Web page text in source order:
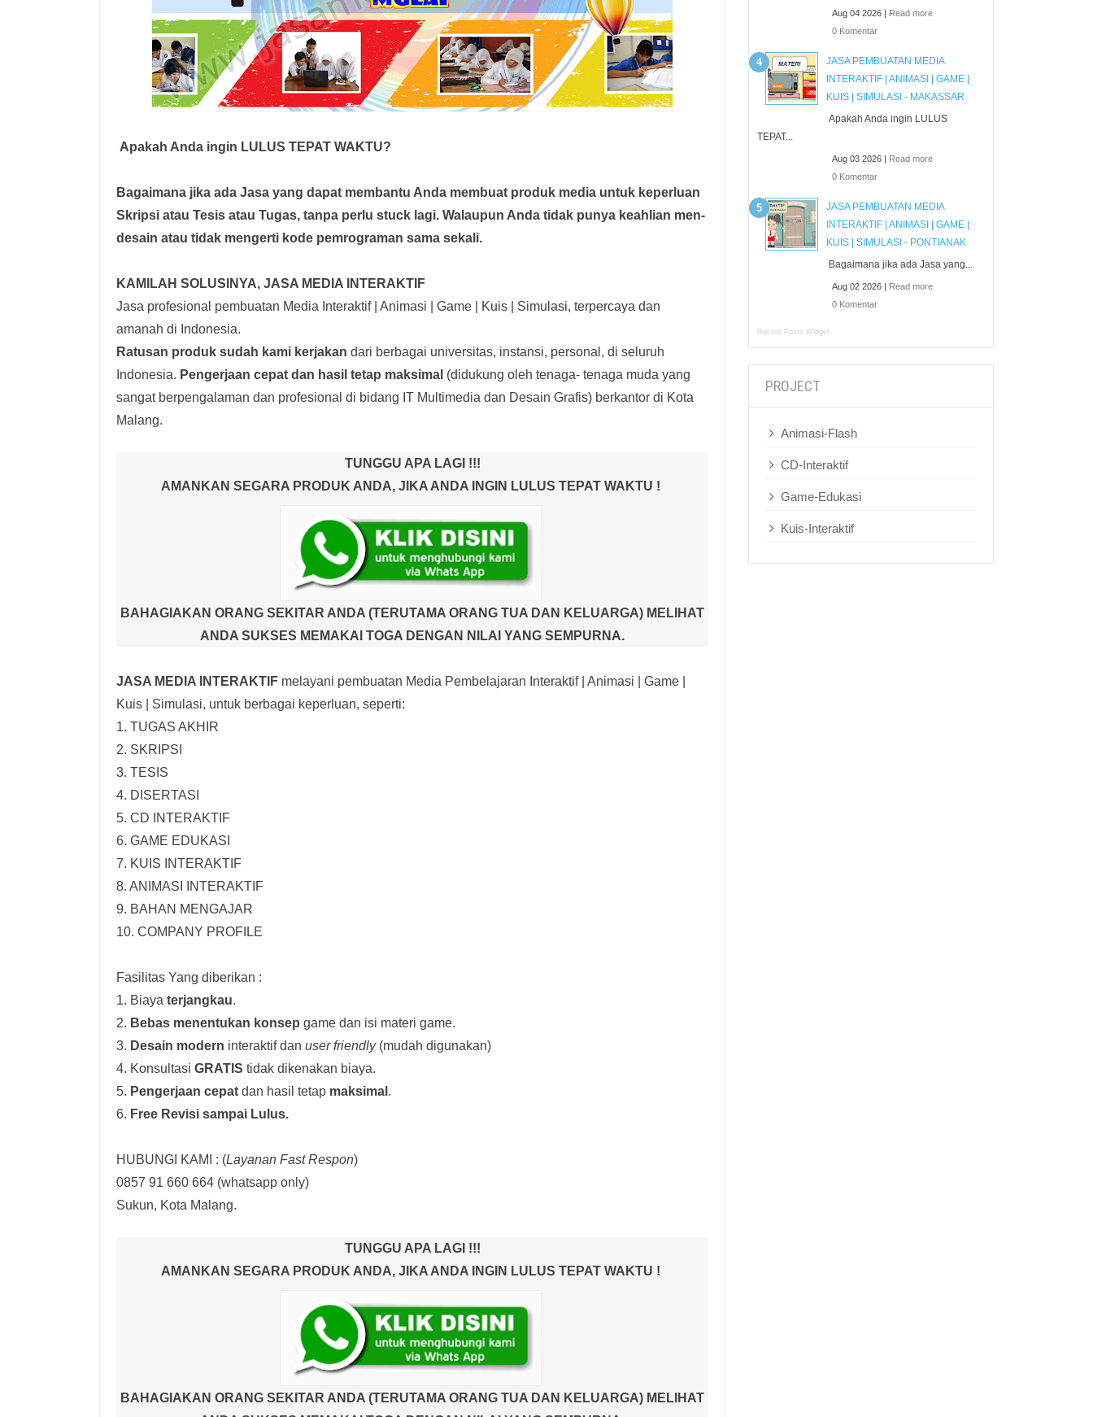
Apakah Anda ingin LULUS TEPAT WAKTU?
Bagaimana jika ada Jasa yang dapat membantu Anda membuat produk media untuk keperluan
Skripsi atau Tesis atau Tugas, tanpa perlu stuck lagi. Walaupun Anda tidak punya keahlian men-
desain atau tidak mengerti kode pemrograman sama sekali.
KAMILAH SOLUSINYA, JASA MEDIA INTERAKTIF
Jasa profesional pembuatan Media Interaktif | Animasi | Game | Kuis | Simulasi, terpercaya dan
amanah di Indonesia.
Ratusan produk sudah kami kerjakan dari berbagai universitas, instansi, personal, di seluruh
Indonesia. Pengerjaan cepat dan hasil tetap maksimal (didukung oleh tenaga- tenaga muda yang
sangat berpengalaman dan profesional di bidang IT Multimedia dan Desain Grafis) berkantor di Kota
Malang.
TUNGGU APA LAGI !!!
AMANKAN SEGARA PRODUK ANDA, JIKA ANDA INGIN LULUS TEPAT WAKTU !
BAHAGIAKAN ORANG SEKITAR ANDA (TERUTAMA ORANG TUA DAN KELUARGA) MELIHAT
ANDA SUKSES MEMAKAI TOGA DENGAN NILAI YANG SEMPURNA.
JASA MEDIA INTERAKTIF melayani pembuatan Media Pembelajaran Interaktif| Animasi | Game |
Kuis | Simulasi, untuk berbagai keperluan, seperti:
1. TUGAS AKHIR
2. SKRIPSI
3. TESIS
4. DISERTASI
5. CD INTERAKTIF
6. GAME EDUKASI
7. KUIS INTERAKTIF
8. ANIMASI INTERAKTIF
9. BAHAN MENGAJAR
10. COMPANY PROFILE
Fasilitas Yang diberikan :
1. Biaya terjangkau.
2. Bebas menentukan konsep game dan isi materi game.
3. Desain modern interaktif dan user friendly(mudah digunakan)
4. Konsultasi GRATIS tidak dikenakan biaya.
5. Pengerjaan cepat dan hasil tetap maksimal .
6. Free Revisi sampai Lulus.
HUBUNGI KAMI : (Layanan Fast Respon)
0857 91 660 664 (whatsapp only)
Sukun, Kota Malang.
TUNGGU APA LAGI !!!
AMANKAN SEGARA PRODUK ANDA, JIKA ANDA INGIN LULUS TEPAT WAKTU !
BAHAGIAKAN ORANG SEKITAR ANDA (TERUTAMA ORANG TUA DAN KELUARGA) MELIHAT
Aug 04 2026 | Read more
0 Komentar
JASA PEMBUATAN MEDIA
INTERAKTIF | ANIMASI | GAME |
KUIS | SIMULASI - MAKASSAR
Apakah Anda ingin LULUS
TEPAT...
Aug 03 2026 | Read more
0 Komentar
JASA PEMBUATAN MEDIA
INTERAKTIF | ANIMASI | GAME |
KUIS | SIMULASI - PONTIANAK
Bagaimana jika ada Jasa yang...
Aug 02 2026 | Read more
0 Komentar
Recent Posts Widget
PROJECT
Animasi-Flash
CD-Interaktif
Game-Edukasi
Kuis-Interaktif